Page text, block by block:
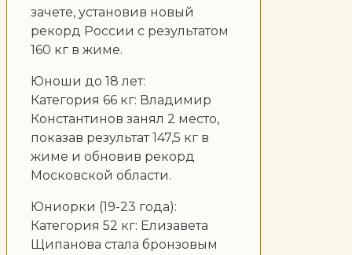
зачете, установив новый
рекорд России с результатом
160 кг в жиме.
Юноши до 18 лет:
Категория 66 кг: Владимир
Константинов занял 2 место,
показав результат 147,5 кг в
жиме и обновив рекорд
Московской области.
Юниорки (19-23 года):
Категория 52 кг: Елизавета
Щипанова стала бронзовым